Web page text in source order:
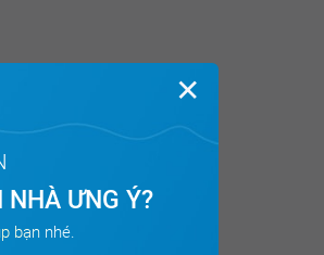
✕
ƯNG Ý?
bạn nhé.